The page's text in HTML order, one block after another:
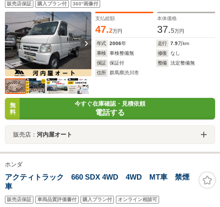
販売店保証 購入プラン付 360°画像付
支払総額
47.2万円
本体価格
37.5万円
年式 2006年 走行 7.9万km
車検
車検整備無 修復
なし
保証
保証付 整備
法定整備無
住所
群馬県渋川市
無
料
今すぐ在庫確認・見積依頼
電話する
販売店： 河内屋オート
ホンダ
アクティトラック 660 SDX 4WD 4WD MT車 禁煙
車
販売店保証 車両品質評価書付 購入プラン付 オンライン相談可